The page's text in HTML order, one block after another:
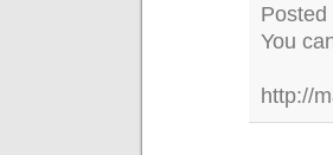
You
http://